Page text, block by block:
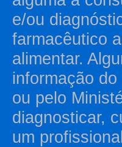
e/ou
farmacêutico
alimentar.
informação
ou pelo
diagnosticar,
um